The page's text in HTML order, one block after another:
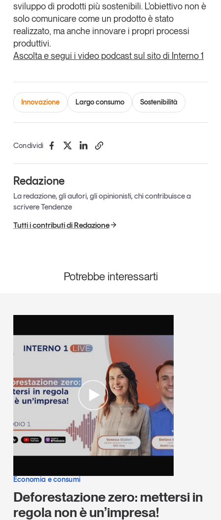
Un anno di
Tendenze2026
Tendenze è il magazine di GS1 Italy che racconta in
consumatori
GS1 Italy GS1 Italy
sviluppo di prodotti più sostenibili. L'obiettivo non è
solo comunicare come un prodotto è stato
realizzato, ma anche innovare i propri processi
produttivi.
Ascolta e segui i video podcast sul sito di Interno 1
Innovazione Largo consumo Sostenibilità
Condividi
Redazione
La redazione, gli autori, gli opinionisti, chi contribuisce a
scrivere Tendenze
Tutti i contributi di Redazione
Potrebbe interessarti
Economia e consumi
Deforestazione zero: mettersi in
regola non è un’impresa!